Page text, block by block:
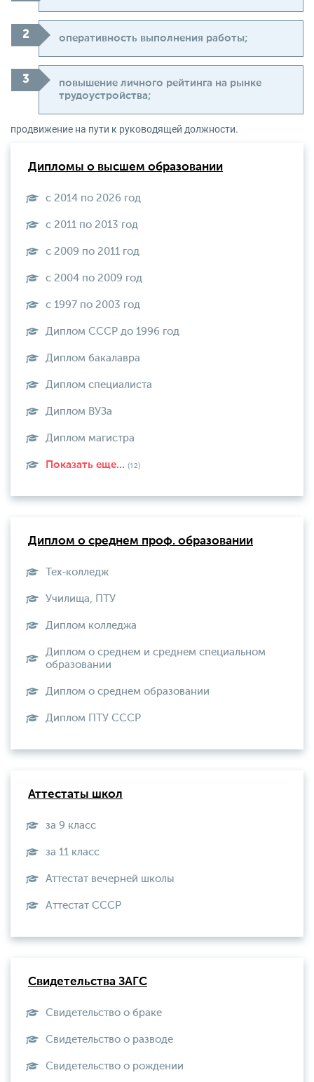
оперативность выполнения работы;
повышение личного рейтинга на рынке
трудоустройства;
продвижение на пути к руководящей должности.
Дипломы о высшем образовании
с 2014 по 2026 год
с 2011 по 2013 год
с 2009 по 2011 год
с 2004 по 2009 год
с 1997 по 2003 год
Диплом СССР до 1996 год
Диплом бакалавра
Диплом специалиста
Диплом ВУЗа
Диплом магистра
Показать еще... (12)
Диплом о среднем проф. образовании
Тех-колледж
Училища, ПТУ
Диплом колледжа
Диплом о среднем и среднем специальном
образовании
Диплом о среднем образовании
Диплом ПТУ СССР
Аттестаты школ
за 9 класс
за 11 класс
Аттестат вечерней школы
Aттестат СССР
Свидетельства ЗАГС
Свидетельство о браке
Свидетельство о разводе
Свидетельство о рождении